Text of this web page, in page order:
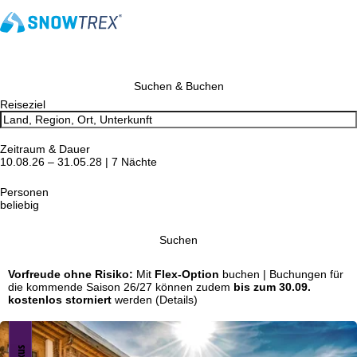
Suchen & Buchen
Reiseziel
Zeitraum & Dauer
10.08.26 – 31.05.28 | 7 Nächte
Personen
beliebig
Suchen
Vorfreude ohne Risiko: Mit Flex-Option buchen | Buchungen für
die kommende Saison 26/27 können zudem bis zum 30.09.
kostenlos storniert werden (Details)